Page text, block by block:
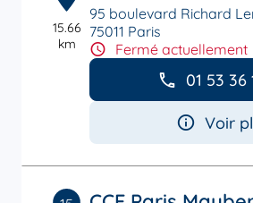
15.66
km
95 boulevard Richard
75011 Paris
Fermé actuellement
01 53 36
Voir